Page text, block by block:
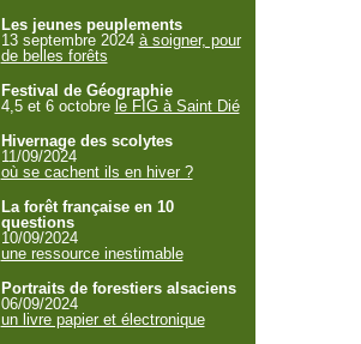
Les jeunes peuplements
13 septembre 2024 à soigner, pour
de belles forêts
Festival de Géographie
4,5 et 6 octobre le FIG à Saint Dié
Hivernage des scolytes
11/09/2024
où se cachent ils en hiver ?
La forêt française en 10
questions
10/09/2024
une ressource inestimable
Portraits de forestiers alsaciens
06/09/2024
un livre papier et électronique